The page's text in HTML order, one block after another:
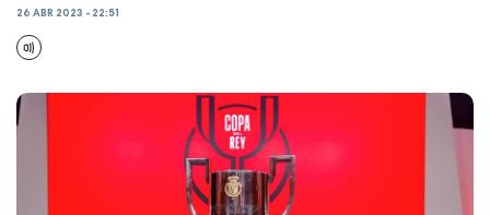
26 ABR 2023 - 22:51